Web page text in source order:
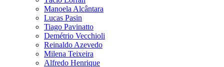
Manoela Alcântara
Lucas Pasin
Tiago Pavinatto
Demétrio Vecchioli
Reinaldo Azevedo
Milena Teixeira
Alfredo Henrique